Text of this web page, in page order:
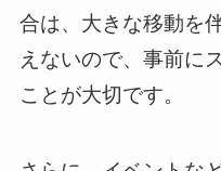
合は、大きな移動を
えないので、事前に
ことが大切です。